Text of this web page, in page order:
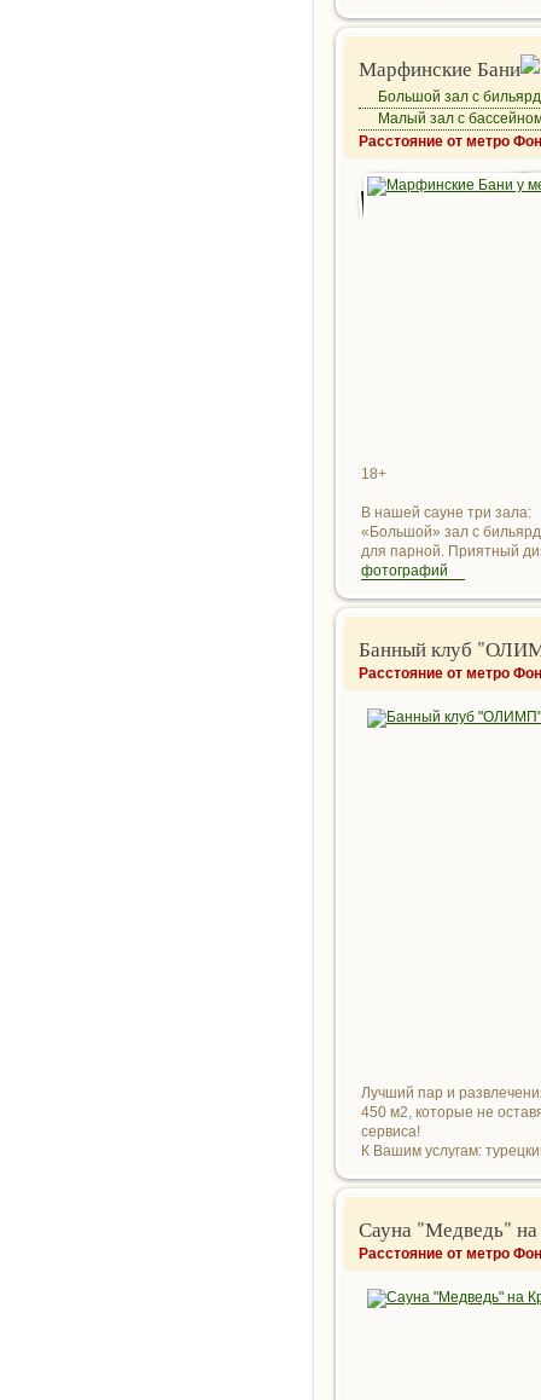
Марфинские Бани
Большой зал с
Малый зал с
Расстояние от метро
18+
В нашей сауне три зала:
«Большой» зал с
для парной. Приятный
фотографий
Банный клуб
Расстояние от метро
Лучший пар и
450 м2, которые не
сервиса!
К Вашим услугам:
Сауна "Медведь" на
Расстояние от метро